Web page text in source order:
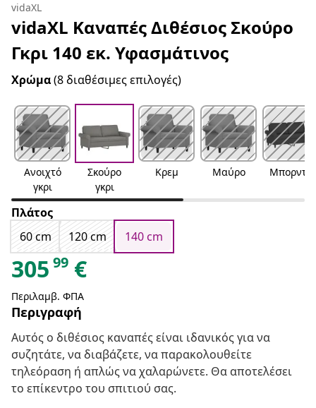
vidaXL
vidaXL Καναπές Διθέσιος Σκούρο
Γκρι 140 εκ. Υφασμάτινος
Χρώμα(8 διαθέσιμες επιλογές)
Ανοιχτό
γκρι
Σκούρο
γκρι
Κρεμ Μαύρο Μπορντό
Πλάτος
60 cm
120 cm 140 cm
305 99 €
Περιλαμβ. ΦΠΑ
Περιγραφή
Αυτός ο διθέσιος καναπές είναι ιδανικός για να
συζητάτε, να διαβάζετε, να παρακολουθείτε
τηλεόραση ή απλώς να χαλαρώνετε. Θα αποτελέσει
το επίκεντρο του σπιτιού σας.